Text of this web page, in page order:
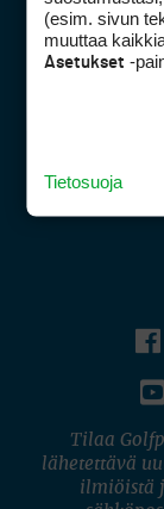
Tilaa
lähetettävä
ilmiöistä
(esim. sivun
muuttaa
Asetukset -
Tietosuoja